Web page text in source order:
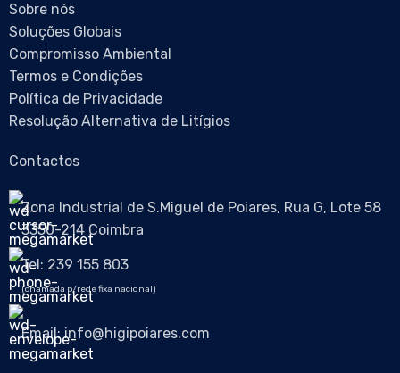
Sobre nós
Soluções Globais
Compromisso Ambiental
Termos e Condições
Política de Privacidade
Resolução Alternativa de Litígios
Contactos
Zona Industrial de S.Miguel de Poiares, Rua G, Lote 58
3350-214 Coimbra
Tel: 239 155 803
(chamada p/rede fixa nacional)
Email: info@higipoiares.com